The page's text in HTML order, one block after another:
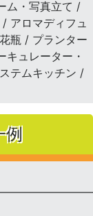
ム・写真立て /
アロマディフュ
瓶 / プランター
ュレーター・
テムキッチン /
例